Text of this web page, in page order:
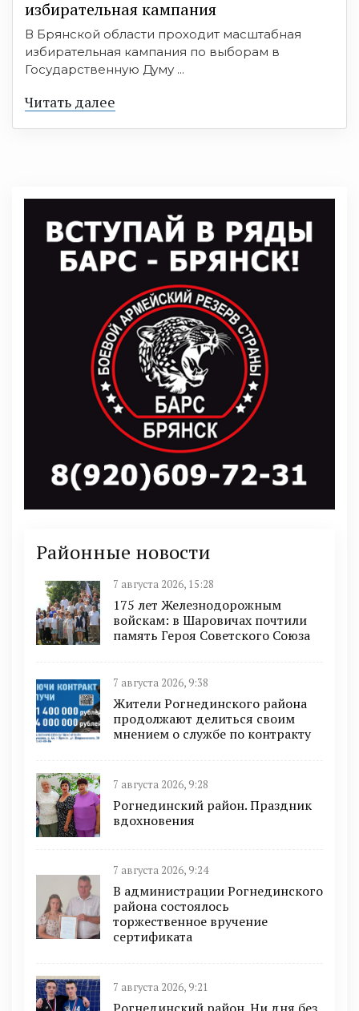
избирательная кампания
В Брянской области проходит масштабная
избирательная кампания по выборам в
Государственную Думу ...
Читать далее
Районные новости
7 августа 2026, 15:28
175 лет Железнодорожным
войскам: в Шаровичах почтили
память Героя Советского Союза
7 августа 2026, 9:38
Жители Рогнединского района
продолжают делиться своим
мнением о службе по контракту
7 августа 2026, 9:28
Рогнединский район. Праздник
вдохновения
7 августа 2026, 9:24
В администрации Рогнединского
района состоялось
торжественное вручение
сертификата
7 августа 2026, 9:21